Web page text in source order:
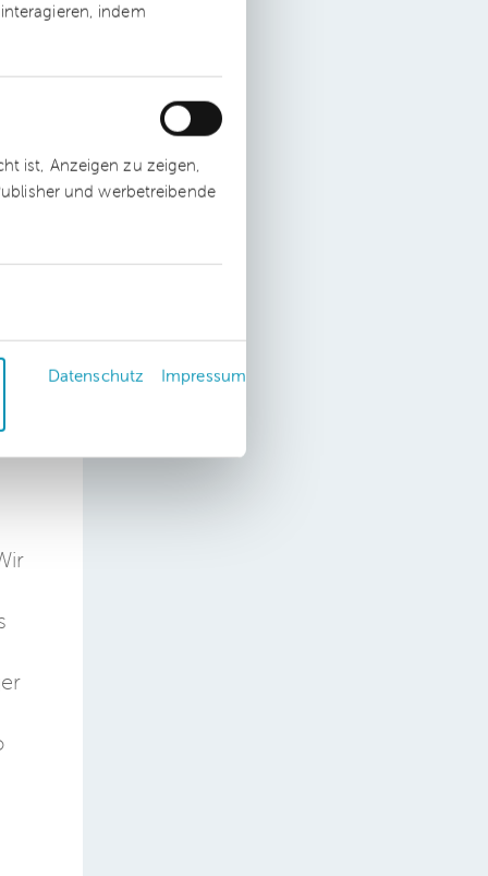
indem
ist, Anzeigen zu zeigen,
und werbetreibende
Datenschutz Impressum